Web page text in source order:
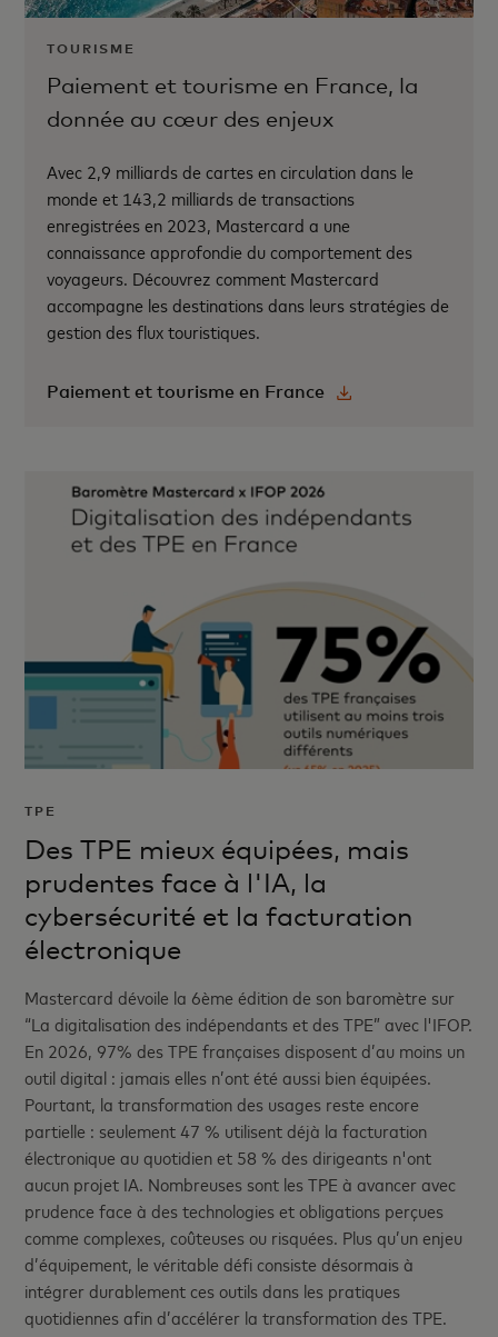
TOURISME
Paiement et tourisme en France, la
donnée au cœur des enjeux
Avec 2,9 milliards de cartes en circulation dans le
monde et 143,2 milliards de transactions
enregistrées en 2023, Mastercard a une
connaissance approfondie du comportement des
voyageurs. Découvrez comment Mastercard
accompagne les destinations dans leurs stratégies de
gestion des flux touristiques.
Paiement et tourisme en France
TPE
Des TPE mieux équipées, mais
prudentes face à l'IA, la
cybersécurité et la facturation
électronique
Mastercard dévoile la 6ème édition de son baromètre sur
“La digitalisation des indépendants et des TPE” avec l'IFOP.
En 2026, 97% des TPE françaises disposent d’au moins un
outil digital : jamais elles n’ont été aussi bien équipées.
Pourtant, la transformation des usages reste encore
partielle : seulement 47 % utilisent déjà la facturation
électronique au quotidien et 58 % des dirigeants n'ont
aucun projet IA. Nombreuses sont les TPE à avancer avec
prudence face à des technologies et obligations perçues
comme complexes, coûteuses ou risquées. Plus qu’un enjeu
d’équipement, le véritable défi consiste désormais à
intégrer durablement ces outils dans les pratiques
quotidiennes afin d’accélérer la transformation des TPE.